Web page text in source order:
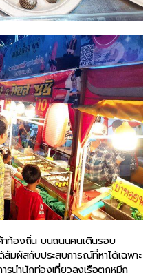
าท้องถิ่น บนถนนคนเดินรอบ
มผัสกับประสบการณ์ที่หาได้เฉพาะ
รนำนักท่องเที่ยวลงเรือตกหมึก